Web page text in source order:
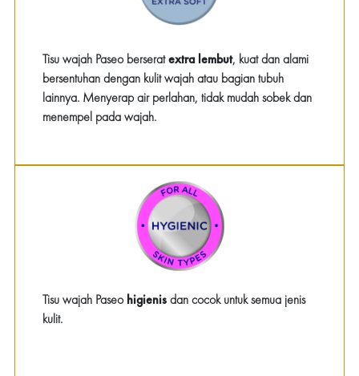
Tisu wajah Paseo berseratextra lembut, kuat dan alami
bersentuhan dengan kulit wajah atau bagian tubuh
lainnya. Menyerap air perlahan, tidak mudah sobek dan
menempel pada wajah.
Tisu wajah Paseohigienisdan cocok untuk semua jenis
kulit.